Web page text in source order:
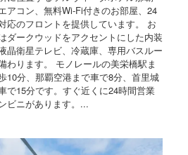
アコン、無料Wi-Fi付きのお部屋、24
応のフロントを提供しています。 お
ダークウッドをアクセントにした内装
晶衛星テレビ、冷蔵庫、専用バスルー
わります。 モノレールの美栄橋駅ま
10分、那覇空港まで車で8分、首里城
で15分です。すぐ近くに24時間営業
ビニがあります。...